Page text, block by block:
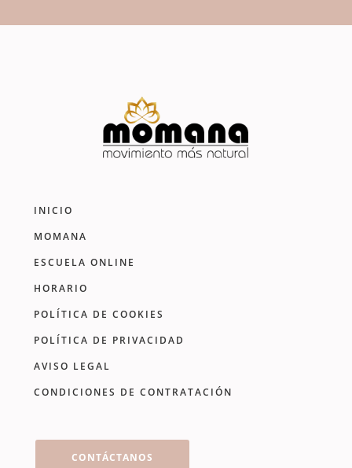
INICIO
MOMANA
ESCUELA ONLINE
HORARIO
POLÍTICA DE COOKIES
POLÍTICA DE PRIVACIDAD
AVISO LEGAL
CONDICIONES DE CONTRATACIÓN
CONTÁCTANOS